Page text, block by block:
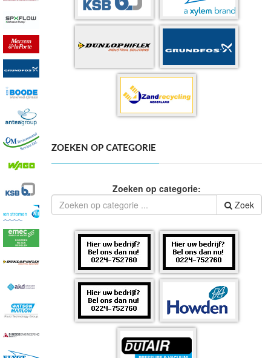
ZOEKEN OP CATEGORIE
Zoeken op categorie:
Zoek